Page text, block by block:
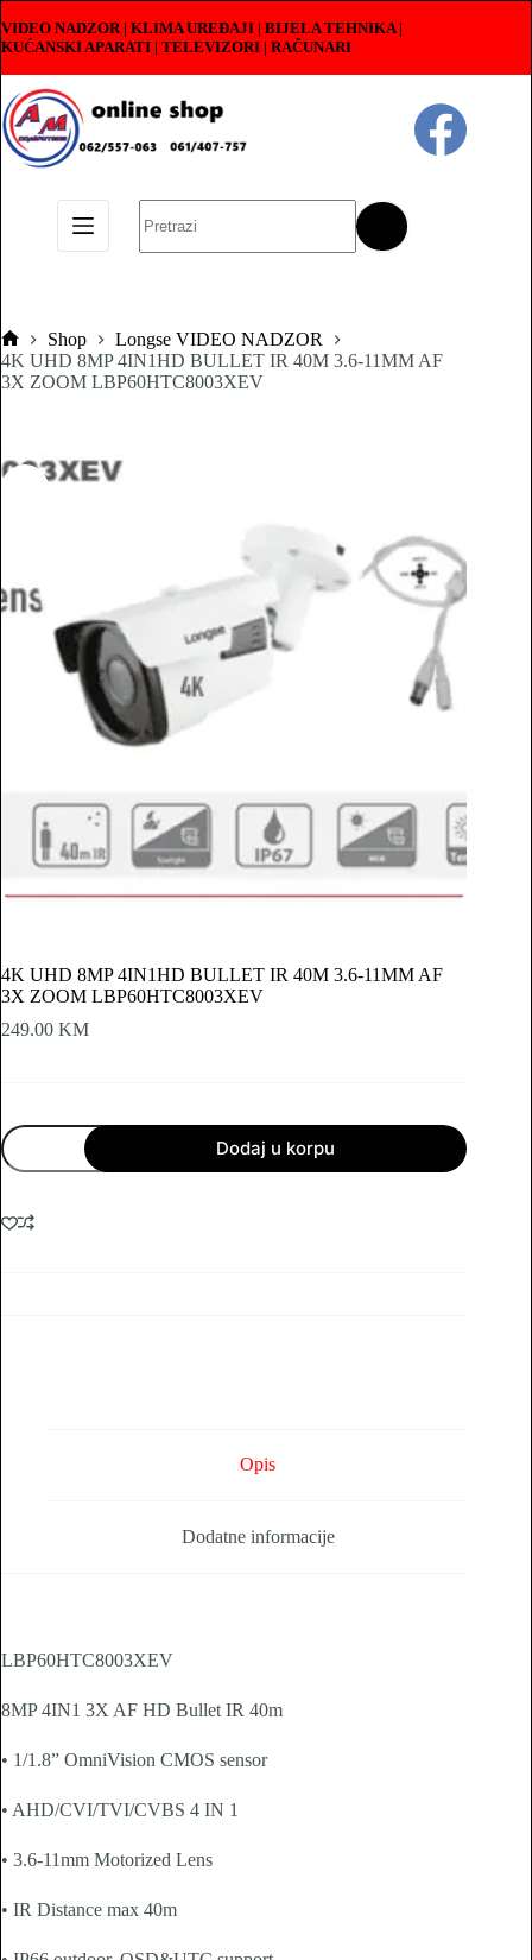
to
content
VIDEO NADZOR | KLIMA UREĐAJI | BIJELA TEHNIKA |
KUĆANSKI APARATI | TELEVIZORI | RAČUNARI
results
Pocetna
Shop
Longse VIDEO NADZOR
4K UHD 8MP 4IN1HD BULLET IR 40M 3.6-11MM AF
3X ZOOM LBP60HTC8003XEV
4K UHD 8MP 4IN1HD BULLET IR 40M 3.6-11MM AF
3X ZOOM LBP60HTC8003XEV
249.00 KM
4K
UHD
8MP
BULLET
IR
Dodaj u korpu
Opis
Dodatne informacije
LBP60HTC8003XEV
8MP 4IN1 3X AF HD Bullet IR 40m
• 1/1.8” OmniVision CMOS sensor
• AHD/CVI/TVI/CVBS 4 IN 1
• 3.6-11mm Motorized Lens
• IR Distance max 40m